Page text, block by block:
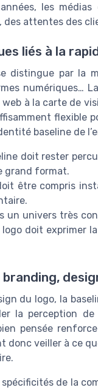
les
des attentes des
liés à la
distingue par la
numériques…
à la carte de
flexible
baseline de
doit rester
grand format.
être compris
un univers très
logo doit exprimer
du logo, la
la perception
pensée
donc veiller à ce
de la